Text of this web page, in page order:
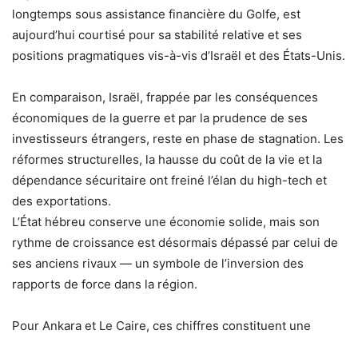
longtemps sous assistance financière du Golfe, est
aujourd’hui courtisé pour sa stabilité relative et ses
positions pragmatiques vis-à-vis d’Israël et des États-Unis.
En comparaison, Israël, frappée par les conséquences
économiques de la guerre et par la prudence de ses
investisseurs étrangers, reste en phase de stagnation. Les
réformes structurelles, la hausse du coût de la vie et la
dépendance sécuritaire ont freiné l’élan du high-tech et
des exportations.
L’État hébreu conserve une économie solide, mais son
rythme de croissance est désormais dépassé par celui de
ses anciens rivaux — un symbole de l’inversion des
rapports de force dans la région.
Pour Ankara et Le Caire, ces chiffres constituent une